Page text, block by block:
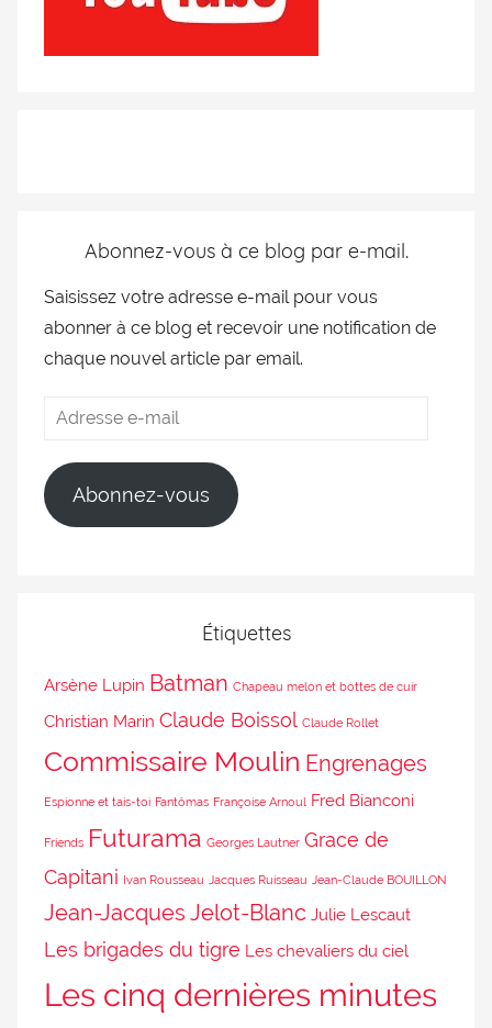
Abonnez-vous à ce blog par e-mail.
Saisissez votre adresse e-mail pour vous
abonner à ce blog et recevoir une notification de
chaque nouvel article par email.
Abonnez-vous
Étiquettes
Arsène Lupin Batman Chapeau melon et bottes de cuir
Christian Marin Claude Boissol Claude Rollet
Commissaire Moulin Engrenages
Espionne et tais-toi Fantômas Françoise Arnoul Fred Bianconi
Friends Futurama Georges Lautner Grace de
Capitani Ivan Rousseau Jacques Ruisseau Jean-Claude BOUILLON
Jean-Jacques Jelot-Blanc Julie Lescaut
Les brigades du tigre Les chevaliers du ciel
Les cinq dernières minutes